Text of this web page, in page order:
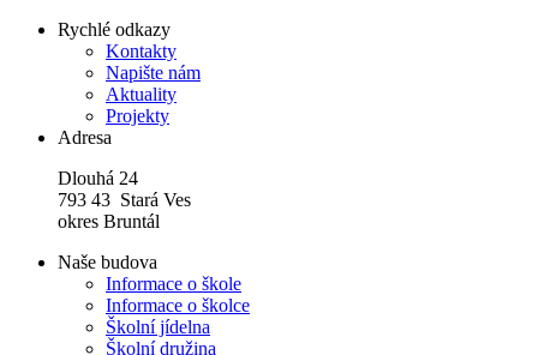
Rychlé odkazy
Kontakty
Napište nám
Aktuality
Projekty
Adresa
Dlouhá 24
793 43 Stará Ves
okres Bruntál
Naše budova
Informace o škole
Informace o školce
Školní jídelna
Školní družina